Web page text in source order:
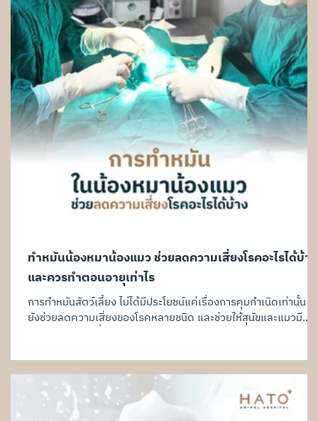
ทำหมันน้องหมาน้องแมว ช่วยลดความเสี่ยงโรคอะไรได้บ้าง
และควรทำตอนอายุเท่าไร
การทำหมันสัตว์เลี้ยง ไม่ได้มีประโยชน์แค่เรื่องการคุมกำเนิดเท่านั้น
ยังช่วยลดความเสี่ยงของโรคหลายชนิด และช่วยให้สุนัขและแมวมี
พฤติกรรมบางอย่างที่อาจเกิดขึ้นตามมา ทำหมันสัตว์เลี้ยง คืออะไร
การทำหมัน คือการผ่าตัดเอาอวัยวะสืบพันธุ์ออก เพื่อป้องกันการตั้ง
ท้อง และลดผลของฮอร์โมนเพศในร่างกาย สุนัขและแมวตัวเมีย จะ
ผ่าตัดนำรังไข่และมดลูกออก สุนัขและแมวตัวผู้ จะ